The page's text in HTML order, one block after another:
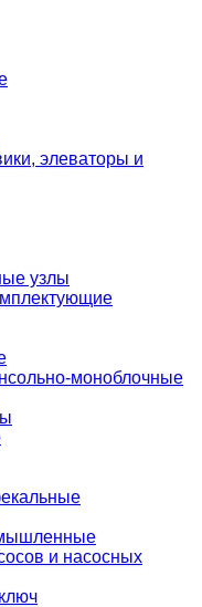
элеваторы и
узлы
моноблочные
и насосных